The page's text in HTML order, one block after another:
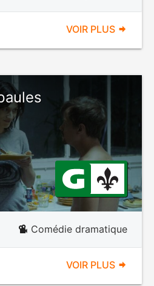
VOIR PLUS
Comédie dramatique
VOIR PLUS